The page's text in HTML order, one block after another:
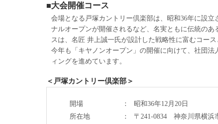
■大会開催コース
会場となる戸塚カントリー倶楽部は、昭和36年に設
ナルオープンが開催されるなど、名実ともに伝統の
スは、名匠 井上誠一氏が設計した戦略性に富むコー
今年も「キヤノンオープン」の開催に向けて、社団
ィングを進めています。
＜戸塚カントリー倶楽部＞
開場 ：
昭和36年12月20日
所在地
：
〒241-0834 神奈川県横浜